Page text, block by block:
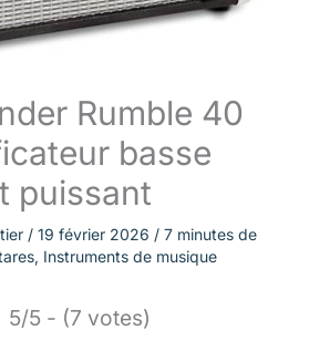
Rumble 40
basse
puissant
/ 19 février 2026 / 7 minutes de
, Instruments de musique
5/5 - (7 votes)